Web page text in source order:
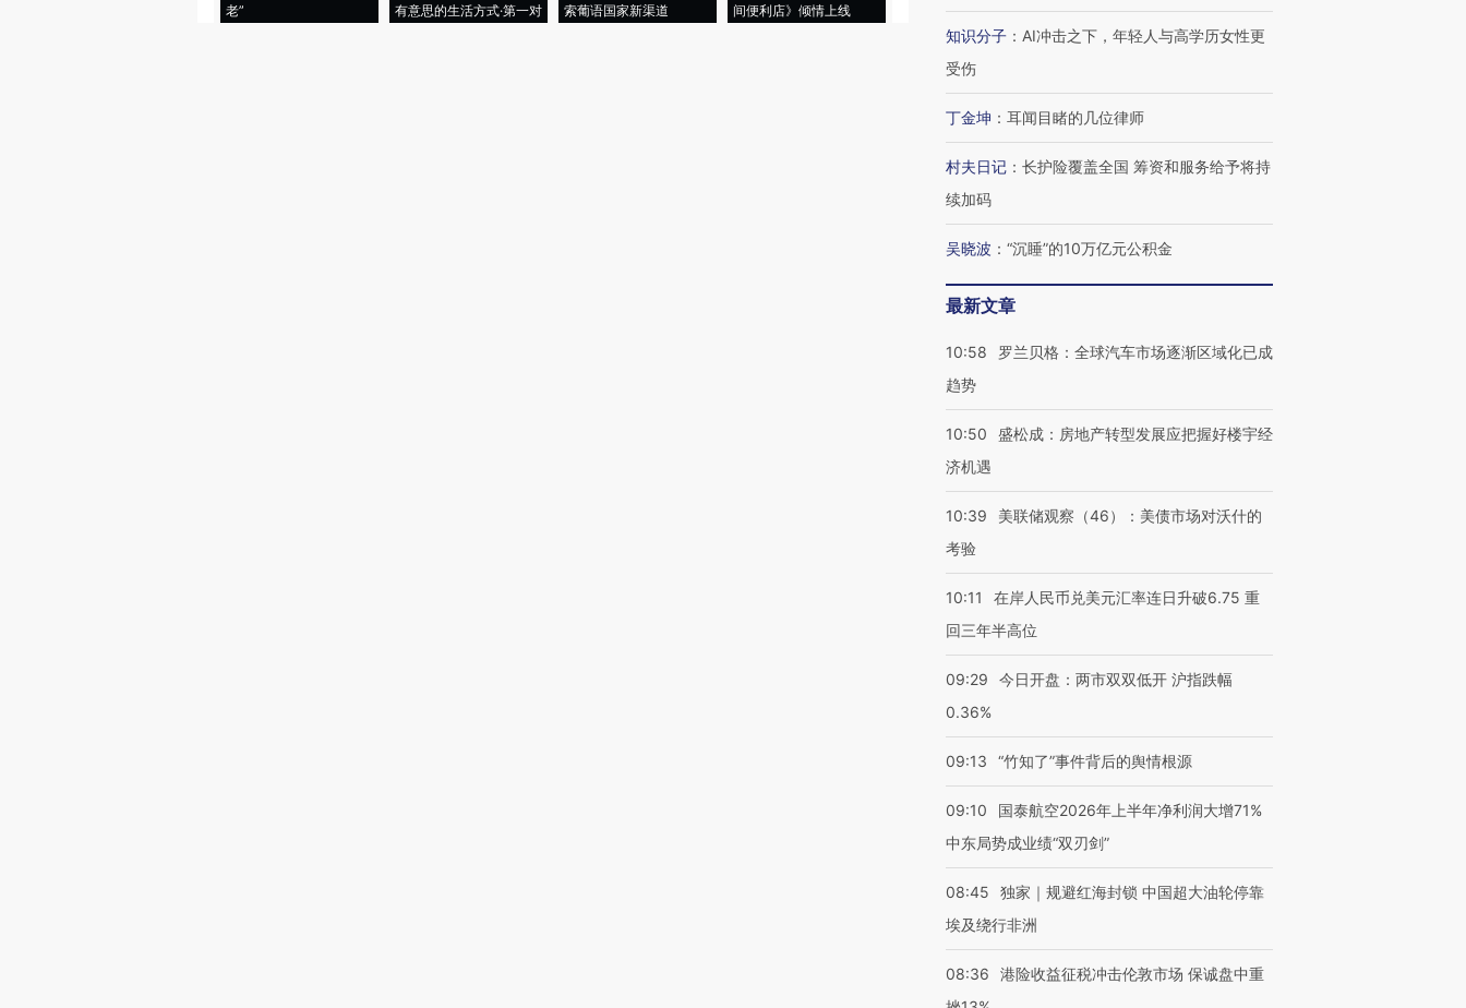
老”
有意思的生活方式·第一对
索葡语国家新渠道
间便利店》倾情上线
有意思的生活方式·第三对
住三大增长引擎是什么？
知识分子 ： AI冲击之下，年轻人与高学历女性更
受伤
丁金坤 ： 耳闻目睹的几位律师
村夫日记 ： 长护险覆盖全国 筹资和服务给予将持
续加码
吴晓波 ： “沉睡”的10万亿元公积金
最新文章
10:58
罗兰贝格：全球汽车市场逐渐区域化已成
趋势
10:50
盛松成：房地产转型发展应把握好楼宇经
济机遇
10:39
美联储观察（46）：美债市场对沃什的
考验
10:11
在岸人民币兑美元汇率连日升破6.75 重
回三年半高位
09:29
今日开盘：两市双双低开 沪指跌幅
0.36%
09:13 “竹知了”事件背后的舆情根源
09:10
国泰航空2026年上半年净利润大增71%
中东局势成业绩“双刃剑”
08:45
独家｜规避红海封锁 中国超大油轮停靠
埃及绕行非洲
08:36
港险收益征税冲击伦敦市场 保诚盘中重